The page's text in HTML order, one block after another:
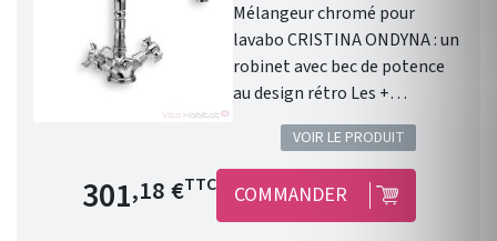
Mélangeur chromé pour
lavabo CRISTINA ONDYNA : un
robinet avec bec de potence
au design rétro Les +
Mélangeur chromé . Bec de
potence orientable . Bec
mobile . Vidage laiton .
Aérateur anticalcaire .
Flexibles anti-torsion .
VOIR LE PRODUIT
Prix de base
301,18 €TTC COMMANDER